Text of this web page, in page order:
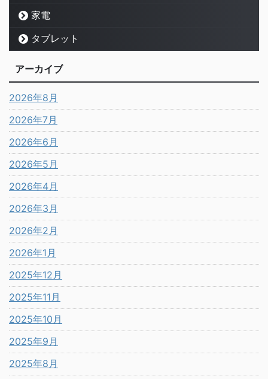
家電
タブレット
アーカイブ
2026年8月
2026年7月
2026年6月
2026年5月
2026年4月
2026年3月
2026年2月
2026年1月
2025年12月
2025年11月
2025年10月
2025年9月
2025年8月